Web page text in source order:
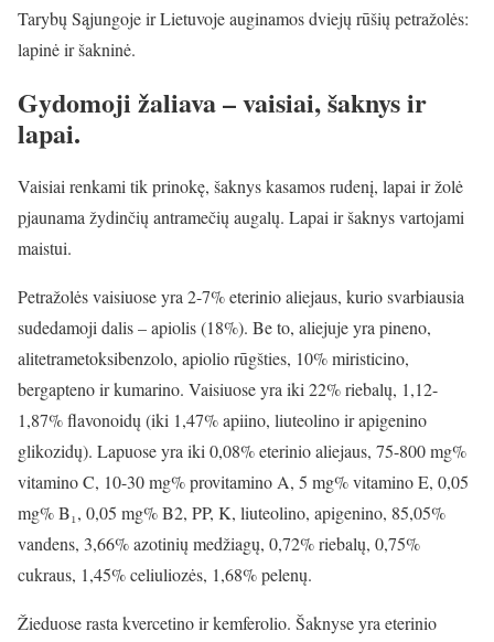
Tarybų Sąjungoje ir Lietuvoje auginamos dviejų rūšių petražolės:
lapinė ir šakninė.
Gydomoji žaliava – vaisiai, šaknys ir
lapai.
Vaisiai renkami tik prinokę, šaknys kasamos rudenį, lapai ir žolė
pjaunama žydinčių antramečių augalų. Lapai ir šaknys vartojami
maistui.
Petražolės vaisiuose yra 2-7% eterinio aliejaus, kurio svarbiausia
sudedamoji dalis – apiolis (18%). Be to, aliejuje yra pineno,
alitetrametoksibenzolo, apiolio rūgšties, 10% miristicino,
bergapteno ir kumarino. Vaisiuose yra iki 22% riebalų, 1,12-
1,87% flavonoidų (iki 1,47% apiino, liuteolino ir apigenino
glikozidų). Lapuose yra iki 0,08% eterinio aliejaus, 75-800 mg%
vitamino C, 10-30 mg% provitamino A, 5 mg% vitamino E, 0,05
mg% B₁, 0,05 mg% B2, PP, K, liuteolino, apigenino, 85,05%
vandens, 3,66% azotinių medžiagų, 0,72% riebalų, 0,75%
cukraus, 1,45% celiuliozės, 1,68% pelenų.
Žieduose rasta kvercetino ir kemferolio. Šaknyse yra eterinio